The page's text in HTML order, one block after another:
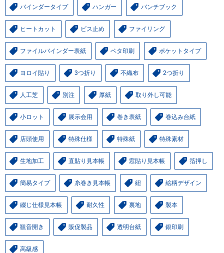
バインダータイプ ハンガー バンチブック
ヒートカット ビス止め ファイリング
ファイルバインダー表紙 ベタ印刷 ポケットタイプ
ヨロイ貼り 3つ折り 不織布 2つ折り
人工芝 別注 厚紙 取り外し可能
小ロット 展示会用 巻き表紙 巻込み台紙
店頭使用 特殊仕様 特殊紙 特殊素材
生地加工 直貼り見本帳 窓貼り見本帳 箔押し
簡易タイプ 糸巻き見本帳 紐 絵柄デザイン
綴じ仕様見本帳 耐久性 裏地 製本
観音開き 販促製品 透明台紙 銀印刷
高級感